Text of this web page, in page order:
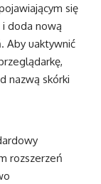
się
doda nową
Aby uaktywnić
nazwą skórki
rozszerzeń